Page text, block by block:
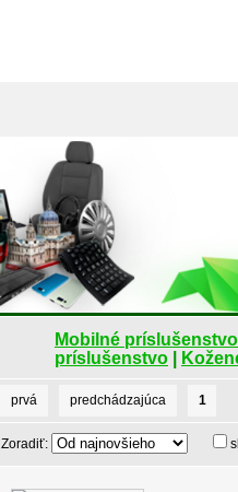
Mobilné príslušenstvo
príslušenstvo
prvá predchádzajúca 1
Zoradiť: